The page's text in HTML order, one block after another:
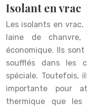
Isolant en vrac
Les isolants en
laine de
économique. Ils
soufflés dans les
spéciale. Toutefois,
importante pour
thermique que